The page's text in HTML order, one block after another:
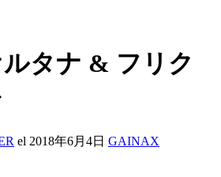
タナ & フリク
el 2018年6月4日 GAINAX